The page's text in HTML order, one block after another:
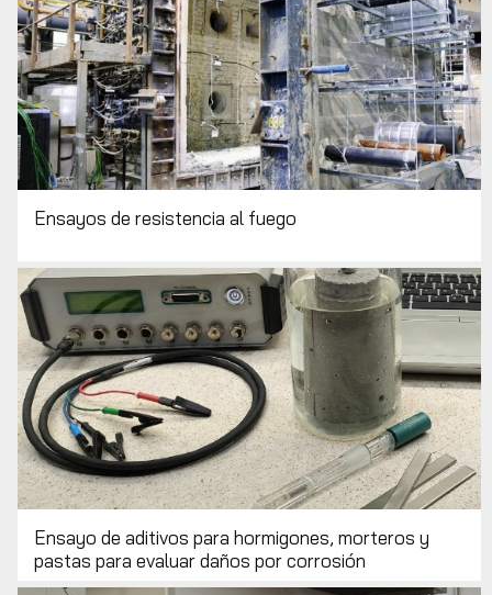
Ensayos de resistencia al fuego
Ensayo de aditivos para hormigones, morteros y
pastas para evaluar daños por corrosión